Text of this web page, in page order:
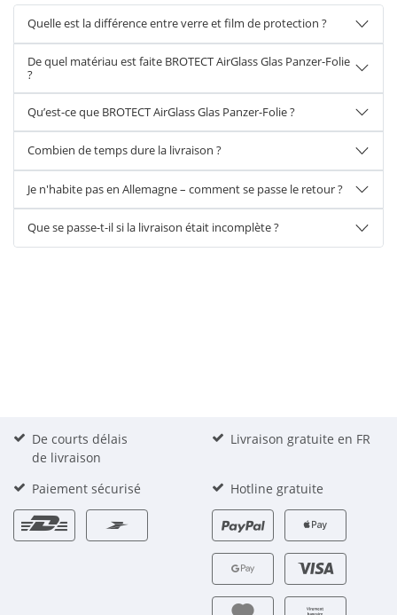
Quelle est la différence entre verre et film de protection ?
De quel matériau est faite BROTECT AirGlass Glas Panzer-Folie
?
Qu’est-ce que BROTECT AirGlass Glas Panzer-Folie ?
Combien de temps dure la livraison ?
Je n'habite pas en Allemagne – comment se passe le retour ?
Que se passe-t-il si la livraison était incomplète ?
De courts délais
de livraison
Livraison gratuite en FR
Paiement sécurisé Hotline gratuite